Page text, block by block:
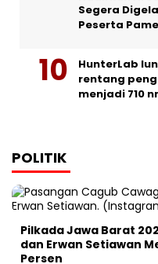
Segera
Peserta
HunterLab
rentang
menjadi 710
POLITIK
Pilkada Jawa Barat
dan Erwan Setiawan
Persen